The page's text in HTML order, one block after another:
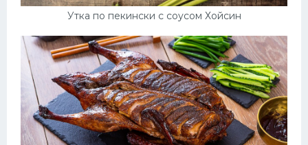
Утка по пекински с соусом Хойсин